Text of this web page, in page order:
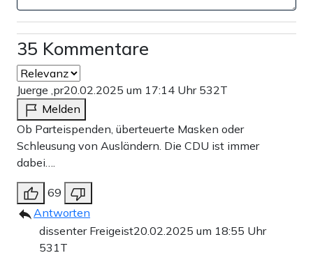
35 Kommentare
Juerge ,pr20.02.2025 um 17:14 Uhr 532T
Melden
Ob Parteispenden, überteuerte Masken oder
Schleusung von Ausländern. Die CDU ist immer
dabei….
69
Antworten
dissenter Freigeist20.02.2025 um 18:55 Uhr
531T